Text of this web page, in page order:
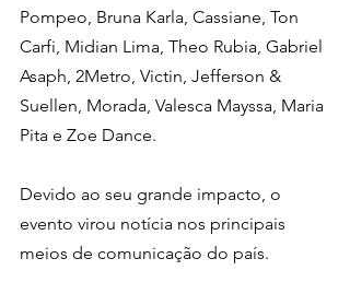
Pompeo, Bruna Karla, Cassiane, Ton
Carfi, Midian Lima, Theo Rubia, Gabriel
Asaph, 2Metro, Victin, Jefferson &
Suellen, Morada, Valesca Mayssa, Maria
Pita e Zoe Dance.
Devido ao seu grande impacto, o
evento virou notícia nos principais
meios de comunicação do país.